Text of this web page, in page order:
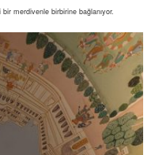
merdivenle birbirine bağlanıyor.